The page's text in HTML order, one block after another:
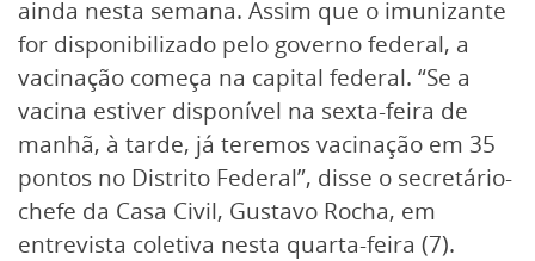
ainda nesta semana. Assim que o imunizante
for disponibilizado pelo governo federal, a
vacinação começa na capital federal. “Se a
vacina estiver disponível na sexta-feira de
manhã, à tarde, já teremos vacinação em 35
pontos no Distrito Federal”, disse o secretário-
chefe da Casa Civil, Gustavo Rocha, em
entrevista coletiva nesta quarta-feira (7).